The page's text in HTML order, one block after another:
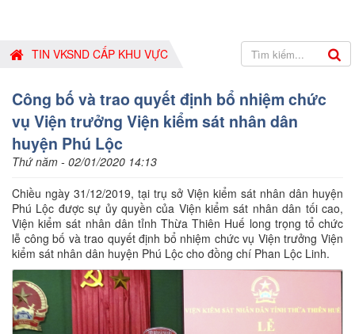
TIN VKSND CẤP KHU VỰC
Công bố và trao quyết định bổ nhiệm chức
vụ Viện trưởng Viện kiểm sát nhân dân
huyện Phú Lộc
Thứ năm - 02/01/2020 14:13
Chiều ngày 31/12/2019, tại trụ sở Viện kiểm sát nhân dân huyện
Phú Lộc được sự ủy quyền của Viện kiểm sát nhân dân tối cao,
Viện kiểm sát nhân dân tỉnh Thừa Thiên Huế long trọng tổ chức
lễ công bố và trao quyết định bổ nhiệm chức vụ Viện trưởng Viện
kiểm sát nhân dân huyện Phú Lộc cho đồng chí Phan Lộc Linh.